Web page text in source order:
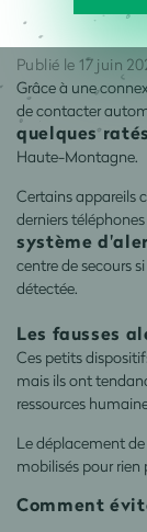
Publié le 17 juin
Grâce à une
de contacter
quelques ratés
Haute-Montagne.
Certains appareils
derniers
système
centre de secours
détectée.
Les fausses
Ces petits
mais ils ont
ressources
Le déplacement
mobilisés pour rien
Comment